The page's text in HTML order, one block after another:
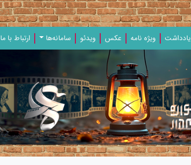
یادداشت‌ ویژه‌ نامه‌ عکس ویدئو سامانه‌ها ارتباط با ما